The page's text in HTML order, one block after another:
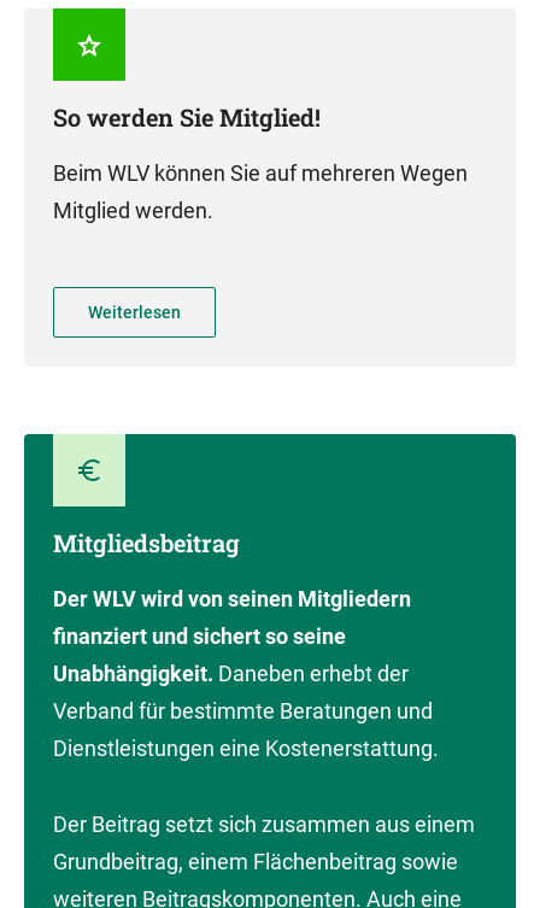
So werden Sie Mitglied!
Beim WLV können Sie auf mehreren Wegen
Mitglied werden.
Weiterlesen
Mitgliedsbeitrag
Der WLV wird von seinen Mitgliedern
finanziert und sichert so seine
Unabhängigkeit. Daneben erhebt der
Verband für bestimmte Beratungen und
Dienstleistungen eine Kostenerstattung.
Der Beitrag setzt sich zusammen aus einem
Grundbeitrag, einem Flächenbeitrag sowie
weiteren Beitragskomponenten. Auch eine